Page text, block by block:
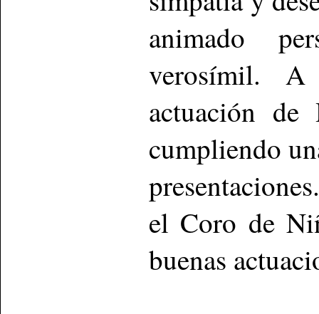
animado
verosímil.
actuación de
cumpliendo
el Coro de
buenas